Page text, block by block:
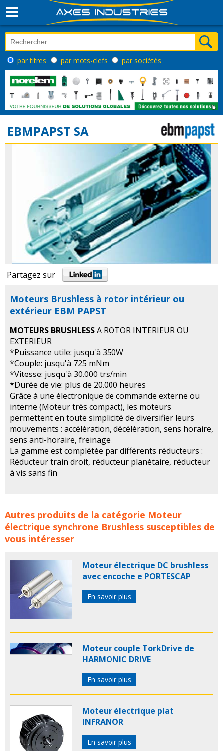
par titres par mots-clefs par sociétés
EBMPAPST SA
Partagez sur
Moteurs Brushless à rotor intérieur ou
extérieur EBM PAPST
MOTEURS BRUSHLESSA ROTOR INTERIEUR OU
EXTERIEUR
*Puissance utile: jusqu'à 350W
*Couple: jusqu'à 725 mNm
*Vitesse: jusqu'à 30.000 trs/min
*Durée de vie: plus de 20.000 heures
Grâce à une électronique de commande externe ou
interne (Moteur très compact), les moteurs
permettent en toute simplicité de diversifier leurs
mouvements : accélération, décélération, sens horaire,
sens anti-horaire, freinage.
La gamme est complétée par différents réducteurs :
Réducteur train droit, réducteur planétaire, réducteur
à vis sans fin
Moteurs Brushless à rotor intérieur ou extérieur EBM
PAPST concerne les familles de produits :ebm papst
MOTEUR BRUSHLESS
moteur synchrone brusless
servomoteur bruschless servomoteur
bruslessmoteur electrique synchrone brushless
moteur electrique
moteurs electriques
électriquemoteurs électriquesmoteur brushless
moteurs brushless
Autres produits de la catégorie Moteur
électrique synchrone Brushless susceptibles de
vous intéresser
Moteur électrique DC brushless
avec encoche e PORTESCAP
En savoir plus
Moteur couple TorkDrive de
HARMONIC DRIVE
En savoir plus
Moteur électrique plat
INFRANOR
En savoir plus